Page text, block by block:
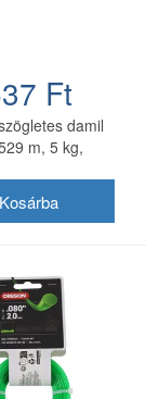
Ft
damil
m, 5 kg,